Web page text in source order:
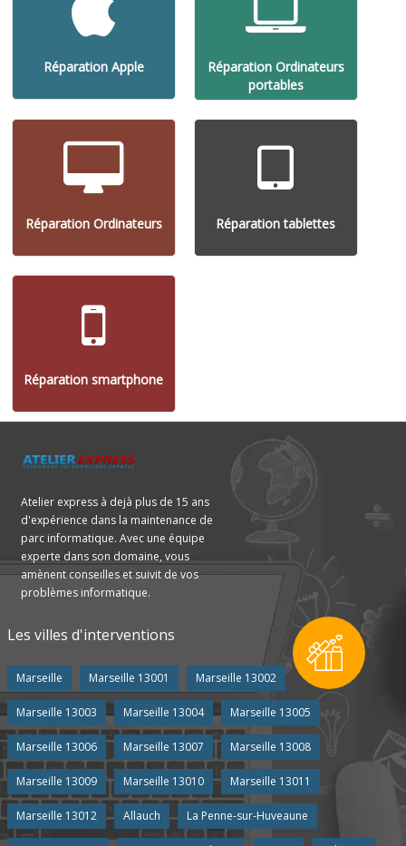
Réparation Apple
Réparation Ordinateurs
portables
Réparation Ordinateurs Réparation tablettes
Réparation smartphone
Atelier express à dejà plus de 15 ans
d'expérience dans la maintenance de
parc informatique. Avec une équipe
experte dans son domaine, vous
amènent conseilles et suivit de vos
problèmes informatique.
Les villes d'interventions
Marseille Marseille 13001 Marseille 13002
Marseille 13003 Marseille 13004 Marseille 13005
Marseille 13006 Marseille 13007 Marseille 13008
Marseille 13009 Marseille 13010 Marseille 13011
Marseille 13012 Allauch La Penne-sur-Huveaune